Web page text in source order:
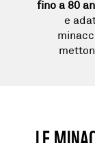
fino a 80
e